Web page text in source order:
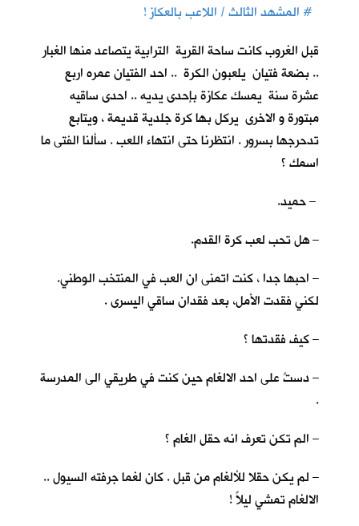
# المشهد الثالث / اللاعب بالعكاز !
قبل الغروب كانت ساحة القرية الترابية يتصاعد منها الغبار
.. بضعة فتيان يلعبون الكرة .. احد الفتيان عمره اربع
عشرة سنة يمسك عكازة بإحدى يديه .. احدى ساقيه
مبتورة و الاخرى يركل بها كرة جلدية قديمة ، ويتابع
تدحرجها بسرور . انتظرنا حتى انتهاء اللعب . سألنا الفتى ما
اسمك ؟
– حميد.
– هل تحب لعب كرة القدم.
– احبها جدا ، كنت اتمنى ان العب في المنتخب الوطني.
لكني فقدت الأمل، بعد فقدان ساقي اليسرى .
– كيف فقدتها ؟
– دستُ على احد الالغام حين كنت في طريقي الى المدرسة
.
– الم تكن تعرف انه حقل الغام ؟
– لم يكن حقلا للألغام من قبل . كان لغما جرفته السيول ..
الالغام تمشي ليلاً !